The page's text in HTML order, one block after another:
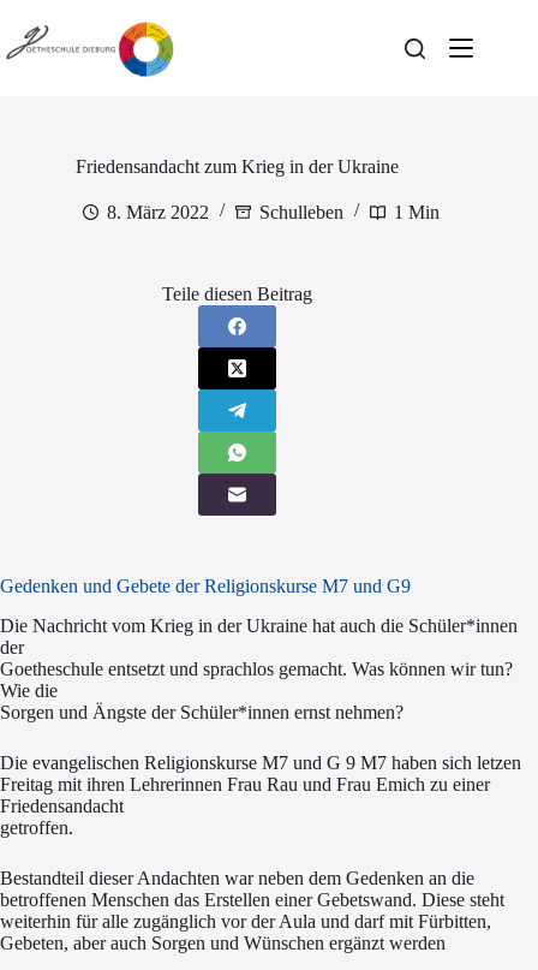
Inhalt
springen
Friedensandacht zum Krieg in der Ukraine
8. März 2022 Schulleben 1 Min
Teile diesen Beitrag
Gedenken und Gebete der Religionskurse M7 und G9
Die Nachricht vom Krieg in der Ukraine hat auch die Schüler*innen
der
Goetheschule entsetzt und sprachlos gemacht. Was können wir tun?
Wie die
Sorgen und Ängste der Schüler*innen ernst nehmen?
Die evangelischen Religionskurse M7 und G 9 M7 haben sich letzen
Freitag mit ihren Lehrerinnen Frau Rau und Frau Emich zu einer
Friedensandacht
getroffen.
Bestandteil dieser Andachten war neben dem Gedenken an die
betroffenen Menschen das Erstellen einer Gebetswand. Diese steht
weiterhin für alle zugänglich vor der Aula und darf mit Fürbitten,
Gebeten, aber auch Sorgen und Wünschen ergänzt werden